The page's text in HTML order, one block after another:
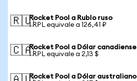
🇷🇺Rocket Pool a Rublo ruso
1 RPL equivale a 126,41 ₽
🇨🇦Rocket Pool a Dólar canadiense
1 RPL equivale a 2,13 $
Rocket Pool a Dólar australiano